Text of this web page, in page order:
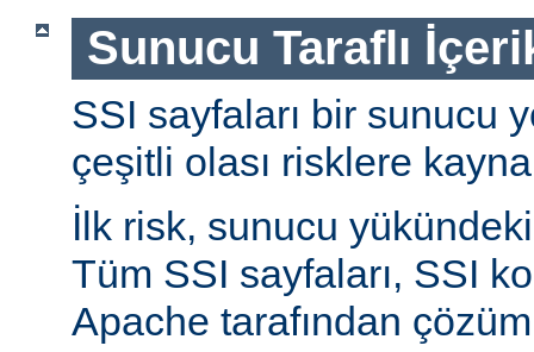
Sunucu Taraflı
SSI sayfaları bir sunucu
çeşitli olası risklere
İlk risk, sunucu yükündeki
Tüm SSI sayfaları, SSI
Apache tarafından